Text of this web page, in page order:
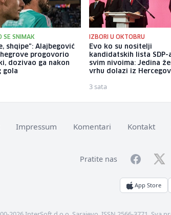
SE SNIMAK
shqipe": Alajbegović
progovorio
dozivao ga nakon
gola
IZBORI U OKTOBRU
Evo ko su nositelji
kandidatskih lista SDP-
svim nivoima: Jedina
vrhu dolazi iz
3 sata
Impressum Komentari Kontakt
Pratite nas Facebook
App Store